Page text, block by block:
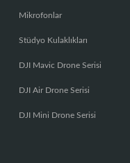
Mikrofonlar
Stüdyo Kulaklıkları
DJI Mavic Drone Serisi
DJI Air Drone Serisi
DJI Mini Drone Serisi